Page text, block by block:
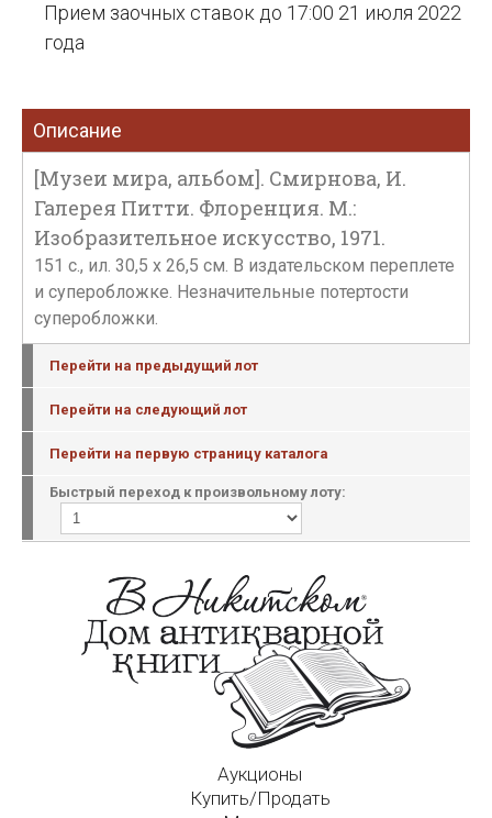
Прием заочных ставок до 17:00 21 июля 2022
года
Описание
[Музеи мира, альбом]. Смирнова, И.
Галерея Питти. Флоренция. М.:
Изобразительное искусство, 1971.
151 с., ил. 30,5 x 26,5 см. В издательском переплете
и суперобложке. Незначительные потертости
суперобложки.
Перейти на предыдущий лот
Перейти на следующий лот
Перейти на первую страницу каталога
Быстрый переход к произвольному лоту:
Аукционы
Купить/Продать